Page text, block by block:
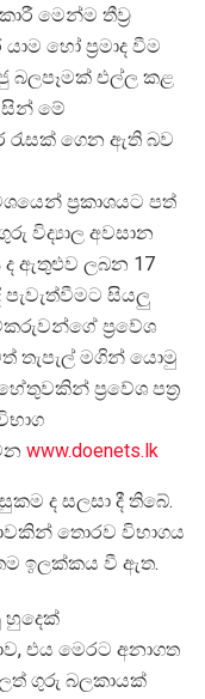
මෙන්ම තීව්
යාම හෝ ප්රමාද වීම
බලපෑමක් එල්ල කළ
මේ
ගෙන ඇති බව
ප්රකාශයට පත්
ගුරු විද්යාල අවසාන
ද ඇතුළුව ලබන 17
පැවැත්වීමට සියලු
ප්රවේශ
තැපැල් මගින් යොමු
ප්රවේශ පත්
www.doenets.lk
ද සලසා දී තිබේ.
තොරව විභාගය
ඉලක්කය වී ඇත.
හුදෙක්
එය මෙරට අනාගත
ලත් ගුරු බලකායක්